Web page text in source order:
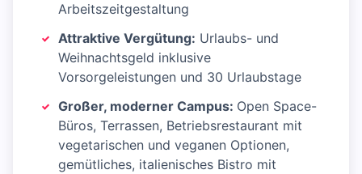
Arbeitszeitgestaltung
Attraktive Vergütung: Urlaubs- und
Weihnachtsgeld inklusive
Vorsorgeleistungen und 30 Urlaubstage
Großer, moderner Campus: Open Space-
Büros, Terrassen, Betriebsrestaurant mit
vegetarischen und veganen Optionen,
gemütliches, italienisches Bistro mit